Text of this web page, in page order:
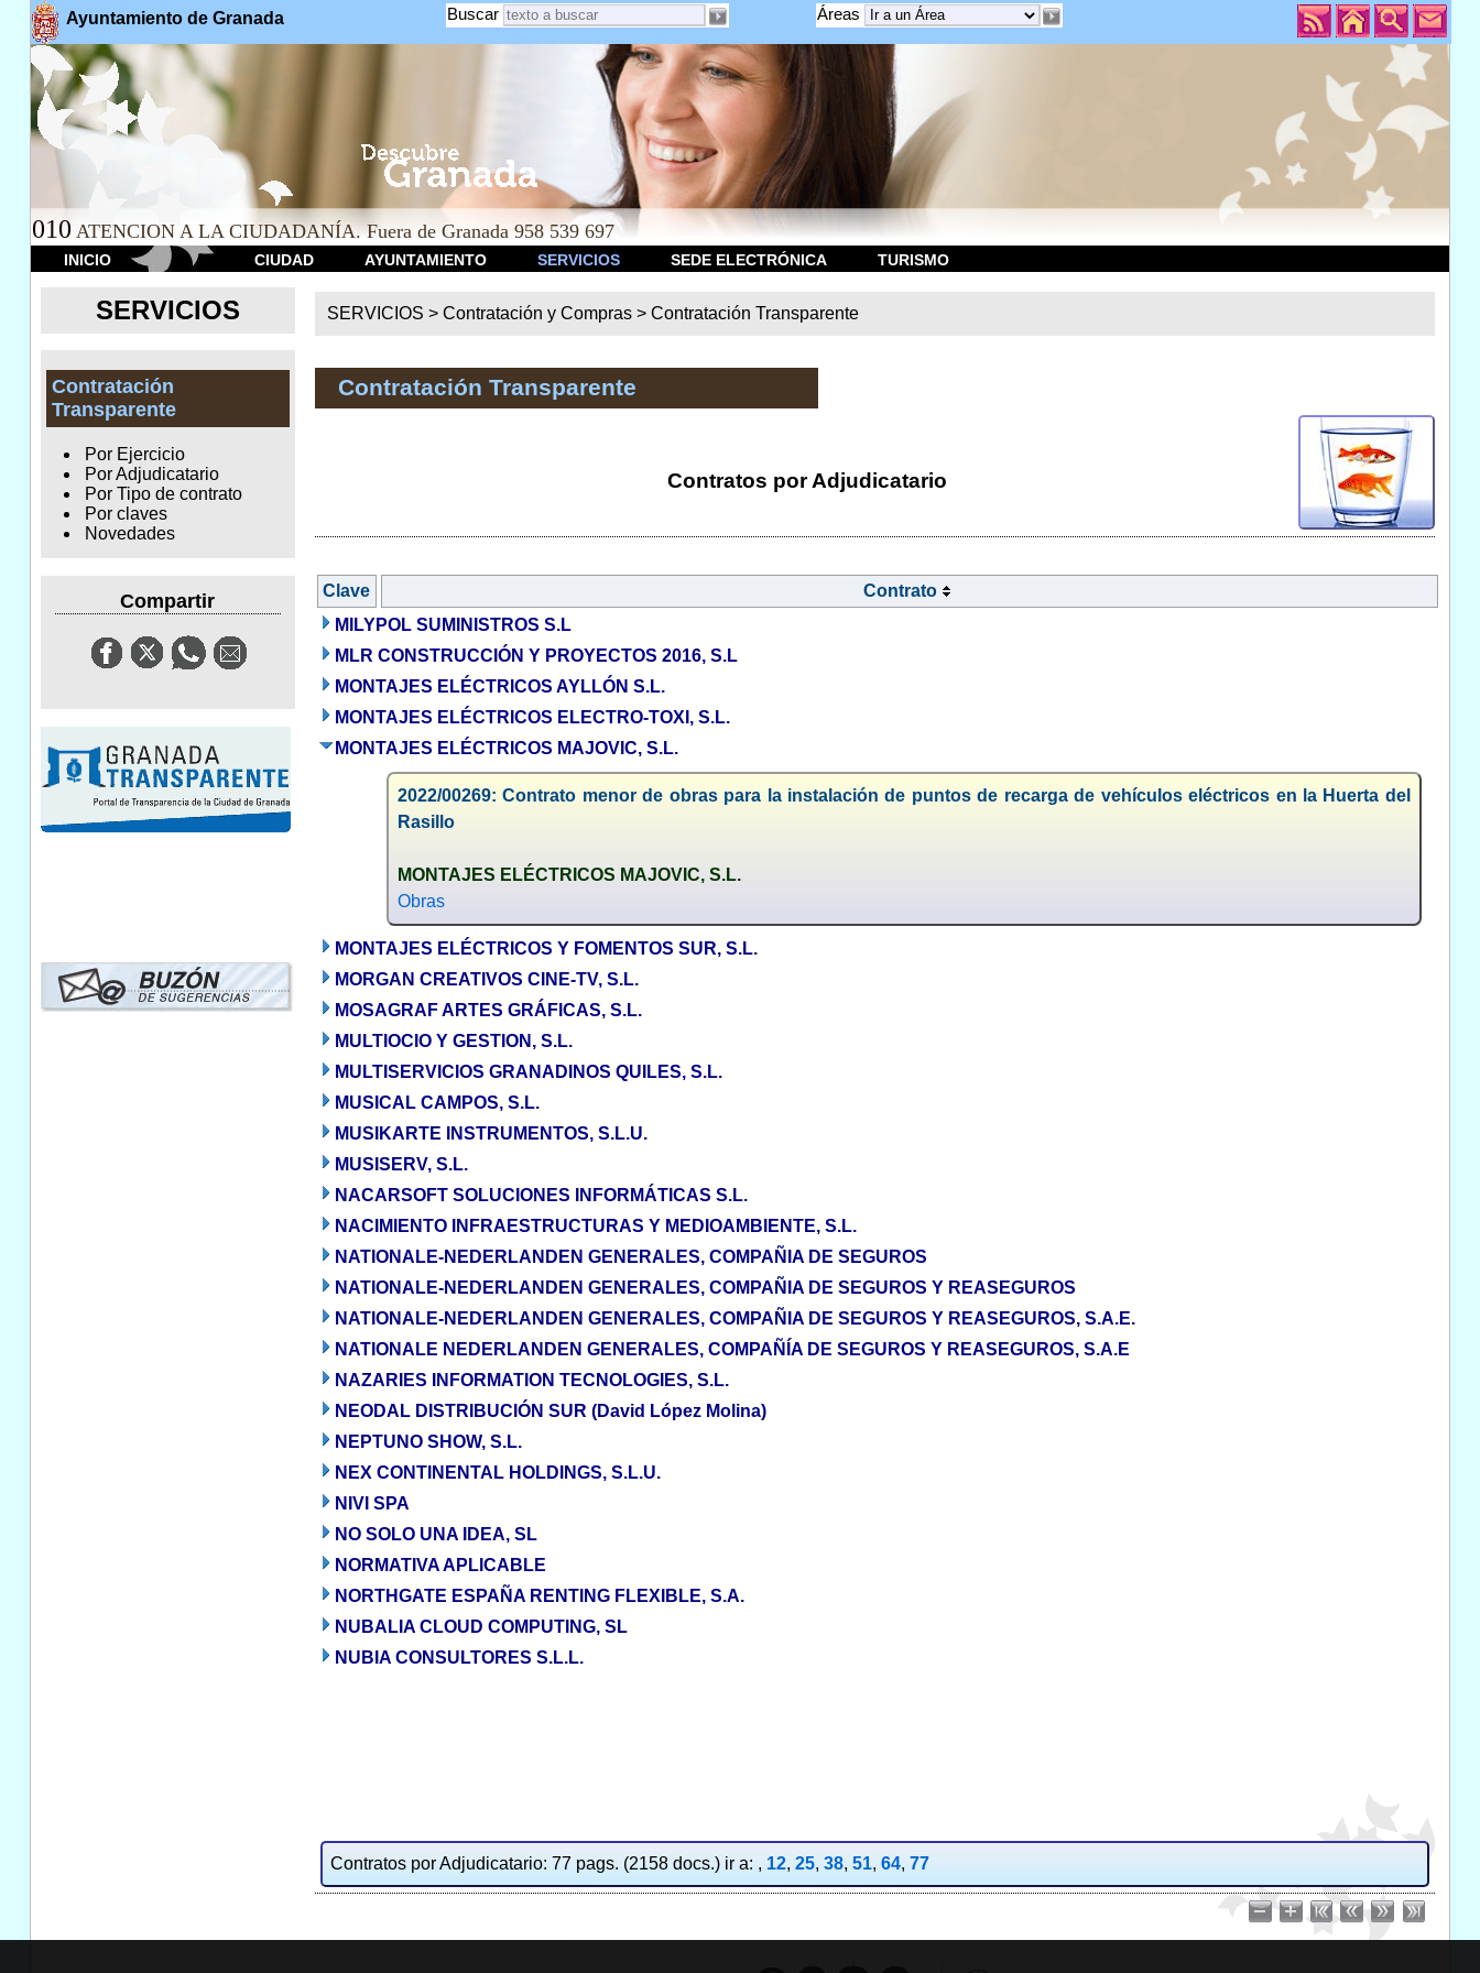
Ayuntamiento de Granada Áreas
Buscar
010 ATENCION A LA CIUDADANÍA. Fuera de Granada 958 539 697
INICIO CIUDAD AYUNTAMIENTO SERVICIOS SEDE ELECTRÓNICA TURISMO
SERVICIOS
Contratación
Transparente
Por Ejercicio
Por Adjudicatario
Por Tipo de contrato
Por claves
Novedades
Compartir
SERVICIOS >Contratación y Compras >Contratación Transparente
Contratación Transparente
Contratos por Adjudicatario
Clave
Contrato
MILYPOL SUMINISTROS S.L
MLR CONSTRUCCIÓN Y PROYECTOS 2016, S.L
MONTAJES ELÉCTRICOS AYLLÓN S.L.
MONTAJES ELÉCTRICOS ELECTRO-TOXI, S.L.
MONTAJES ELÉCTRICOS MAJOVIC, S.L.
2022/00269: Contrato menor de obras para la instalación de puntos de recarga de vehículos eléctricos en la Huerta del
Rasillo
MONTAJES ELÉCTRICOS MAJOVIC, S.L.
Obras
MONTAJES ELÉCTRICOS Y FOMENTOS SUR, S.L.
MORGAN CREATIVOS CINE-TV, S.L.
MOSAGRAF ARTES GRÁFICAS, S.L.
MULTIOCIO Y GESTION, S.L.
MULTISERVICIOS GRANADINOS QUILES, S.L.
MUSICAL CAMPOS, S.L.
MUSIKARTE INSTRUMENTOS, S.L.U.
MUSISERV, S.L.
NACARSOFT SOLUCIONES INFORMÁTICAS S.L.
NACIMIENTO INFRAESTRUCTURAS Y MEDIOAMBIENTE, S.L.
NATIONALE-NEDERLANDEN GENERALES, COMPAÑIA DE SEGUROS
NATIONALE-NEDERLANDEN GENERALES, COMPAÑIA DE SEGUROS Y REASEGUROS
NATIONALE-NEDERLANDEN GENERALES, COMPAÑIA DE SEGUROS Y REASEGUROS, S.A.E.
NATIONALE NEDERLANDEN GENERALES, COMPAÑÍA DE SEGUROS Y REASEGUROS, S.A.E
NAZARIES INFORMATION TECNOLOGIES, S.L.
NEODAL DISTRIBUCIÓN SUR (David López Molina)
NEPTUNO SHOW, S.L.
NEX CONTINENTAL HOLDINGS, S.L.U.
NIVI SPA
NO SOLO UNA IDEA, SL
NORMATIVA APLICABLE
NORTHGATE ESPAÑA RENTING FLEXIBLE, S.A.
NUBALIA CLOUD COMPUTING, SL
NUBIA CONSULTORES S.L.L.
Contratos por Adjudicatario: 77 pags. (2158 docs.) ir a: , 12, 25, 38, 51, 64, 77